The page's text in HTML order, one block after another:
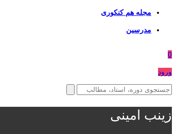
مجله هم کنکوری
مدرسین
0
ورود
زینب امینی